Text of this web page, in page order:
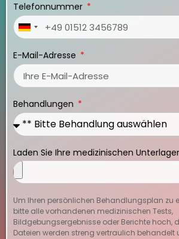
Telefonnummer
Germany
E-Mail-Adresse
Behandlungen
Laden Sie Ihre medizinischen
Um Ihren persönlichen Behandlungsplan zu
bitte alle vorhandenen medizinischen Tests,
Bildgebungsergebnisse oder Berichte hoch,
Dateien werden streng vertraulich behandelt